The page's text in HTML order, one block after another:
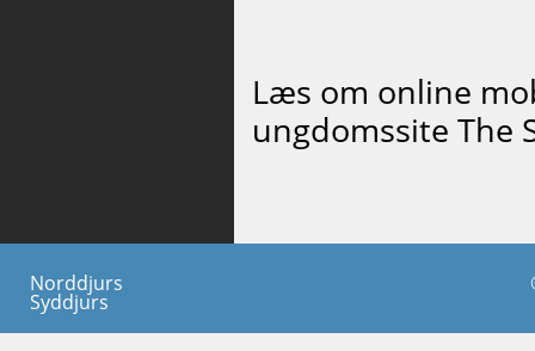
Læs om online
ungdomssite The
Norddjurs
Syddjurs